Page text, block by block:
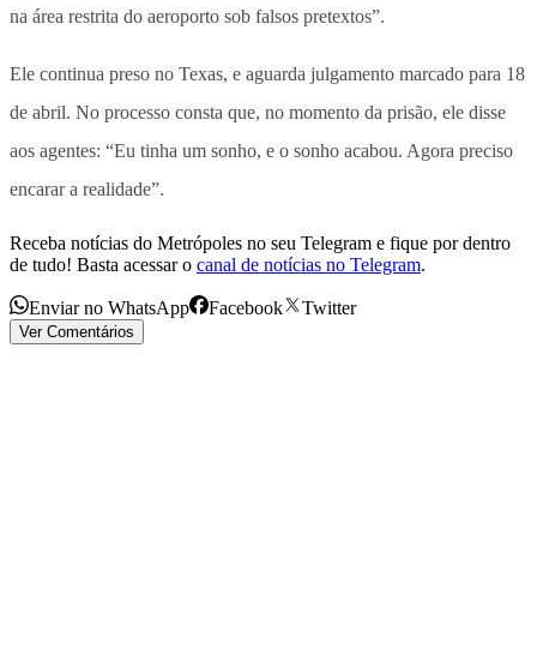
na área restrita do aeroporto sob falsos pretextos”.
Ele continua preso no Texas, e aguarda julgamento marcado para 18
de abril. No processo consta que, no momento da prisão, ele disse
aos agentes: “Eu tinha um sonho, e o sonho acabou. Agora preciso
encarar a realidade”.
Receba notícias do Metrópoles no seu Telegram e fique por dentro
de tudo! Basta acessar o canal de notícias no Telegram.
Enviar no WhatsApp Facebook Twitter
Ver Comentários